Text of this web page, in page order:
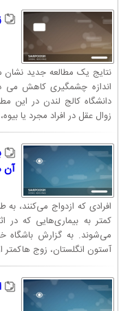
نتایج یک مطالعه جدید نشان
اندازه چشمگیری کاهش می
دانشگاه کالج لندن در این
زوال عقل در افراد مجرد یا
آن
افرادی که ازدواج می‌کنند،
کمتر به بیماری‌هایی که در
می‌شوند. به گزارش باشگاه
آستون انگلستان، زوج هاکمتر